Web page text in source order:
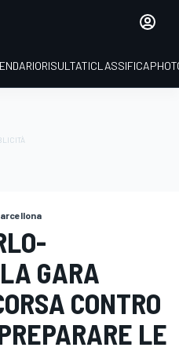
RISULTATICLASSIFICA
GARA
CONTRO
LE